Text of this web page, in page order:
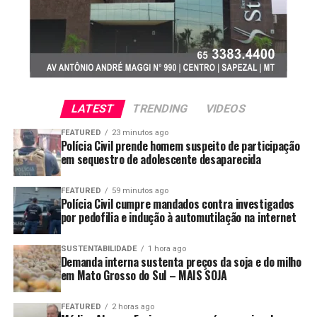
3,51%, pressionados pela queda das cotações do
petróleo Brent. Já o óleo de soja registrou valorização
semanal de 0,91%, alcançando média de R$ 5.964,49 por
tonelada, impulsionado pela demanda externa.
Margem de esmagamento diminui
O Imea também aponta que a alta no preço da soja
reduziu a rentabilidade da indústria de esmagamento em
LATEST TRENDING VIDEOS
FEATURED 23 minutos ago
Polícia Civil prende homem suspeito de participação
em sequestro de adolescente desaparecida
FEATURED 59 minutos ago
Polícia Civil cumpre mandados contra investigados
por pedofilia e indução à automutilação na internet
SUSTENTABILIDADE 1 hora ago
Demanda interna sustenta preços da soja e do milho
em Mato Grosso do Sul – MAIS SOJA
FEATURED 2 horas ago